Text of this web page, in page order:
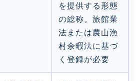
を提供する形態
の総称。旅館業
法または農山漁
村余暇法に基づ
く登録が必要